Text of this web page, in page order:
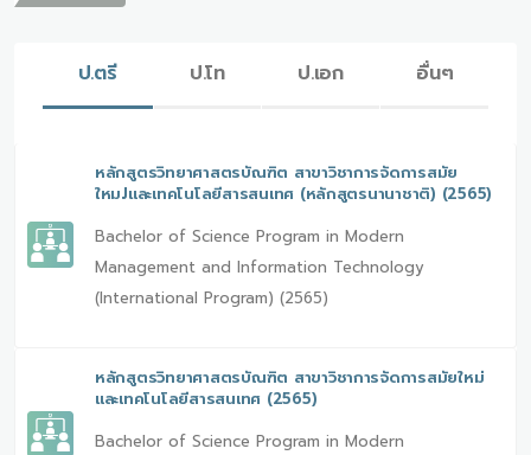
ป.ตรี ป.โท ป.เอก อื่นๆ
หลักสูตรวิทยาศาสตรบัณฑิต สาขาวิชาการจัดการสมัย
ใหมJและเทคโนโลยีสารสนเทศ (หลักสูตรนานาชาติ) (2565)
Bachelor of Science Program in Modern
Management and Information Technology
(International Program) (2565)
หลักสูตรวิทยาศาสตรบัณฑิต สาขาวิชาการจัดการสมัยใหม่
และเทคโนโลยีสารสนเทศ (2565)
Bachelor of Science Program in Modern